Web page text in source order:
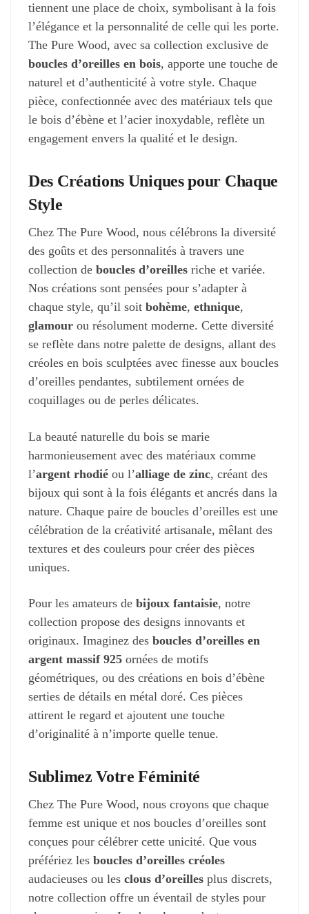
page
du
produit
tiennent une place de choix, symbolisant à la fois
l’élégance et la personnalité de celle qui les porte.
The Pure Wood, avec sa collection exclusive de
boucles d’oreilles en bois, apporte une touche de
naturel et d’authenticité à votre style. Chaque
pièce, confectionnée avec des matériaux tels que
le bois d’ébène et l’acier inoxydable, reflète un
engagement envers la qualité et le design.
Des Créations Uniques pour Chaque
Style
Chez The Pure Wood, nous célébrons la diversité
des goûts et des personnalités à travers une
collection de boucles d’oreilles riche et variée.
Nos créations sont pensées pour s’adapter à
chaque style, qu’il soit bohème, ethnique,
glamour ou résolument moderne. Cette diversité
se reflète dans notre palette de designs, allant des
créoles en bois sculptées avec finesse aux boucles
d’oreilles pendantes, subtilement ornées de
coquillages ou de perles délicates.
La beauté naturelle du bois se marie
harmonieusement avec des matériaux comme
l’argent rhodié ou l’alliage de zinc, créant des
bijoux qui sont à la fois élégants et ancrés dans la
nature. Chaque paire de boucles d’oreilles est une
célébration de la créativité artisanale, mêlant des
textures et des couleurs pour créer des pièces
uniques.
Pour les amateurs de bijoux fantaisie, notre
collection propose des designs innovants et
originaux. Imaginez des boucles d’oreilles en
argent massif 925 ornées de motifs
géométriques, ou des créations en bois d’ébène
serties de détails en métal doré. Ces pièces
attirent le regard et ajoutent une touche
d’originalité à n’importe quelle tenue.
Sublimez Votre Féminité
Chez The Pure Wood, nous croyons que chaque
femme est unique et nos boucles d’oreilles sont
conçues pour célébrer cette unicité. Que vous
préfériez les boucles d’oreilles créoles
audacieuses ou les clous d’oreilles plus discrets,
notre collection offre un éventail de styles pour